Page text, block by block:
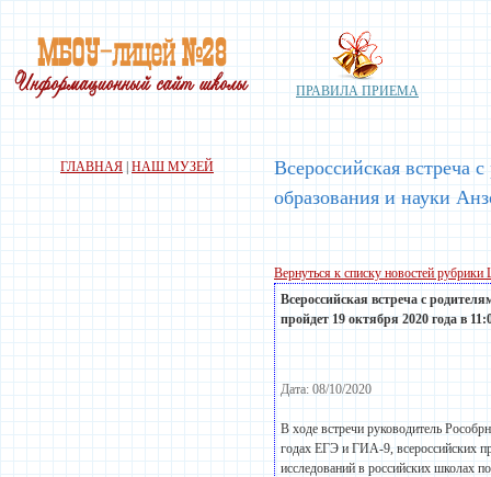
ПРАВИЛА ПРИЕМА
ГЛАВНАЯ НАШ МУЗЕЙ
Всероссийская встреча
образования и науки
Вернуться к списку новостей
Всероссийская встреча с
пройдет 19 октября 2020 года в
Дата: 08/10/2020
В ходе встречи руководитель
годах ЕГЭ и ГИА-9, всероссийских
исследований в российских школах